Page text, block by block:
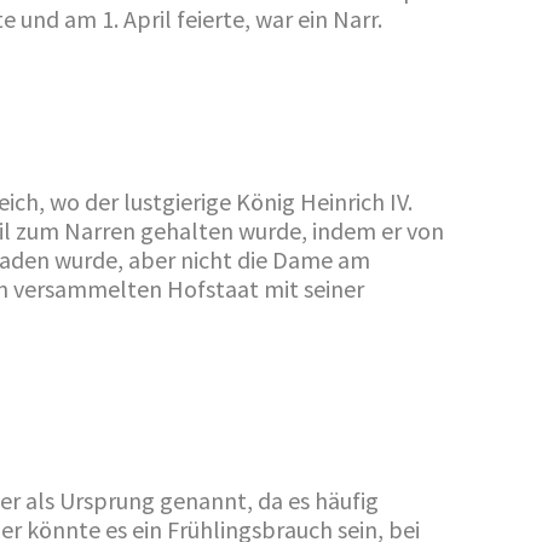
und am 1. April feierte, war ein Narr.
wo der lustgierige König Heinrich IV.
zum Narren gehalten wurde, indem er von
wurde, aber nicht die Dame am
versammelten Hofstaat mit seiner
als Ursprung genannt, da es häufig
könnte es ein Frühlingsbrauch sein, bei